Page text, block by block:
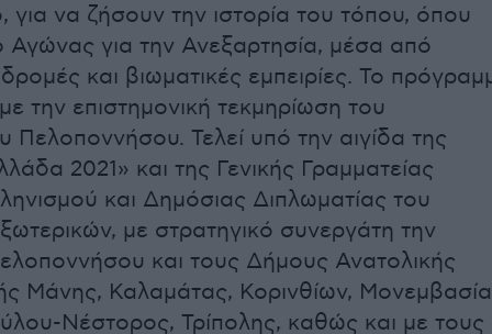
να ζήσουν την ιστορία του τόπου, όπου
Αγώνας για την Ανεξαρτησία, μέσα από
και βιωματικές εμπειρίες. Το
την επιστημονική τεκμηρίωση του
Πελοποννήσου. Τελεί υπό την αιγίδα της
2021» και της Γενικής Γραμματείας
και Δημόσιας Διπλωματίας του
με στρατηγικό συνεργάτη την
και τους Δήμους Ανατολικής
Μάνης, Καλαμάτας, Κορινθίων,
Νέστορος, Τρίπολης, καθώς και με τους